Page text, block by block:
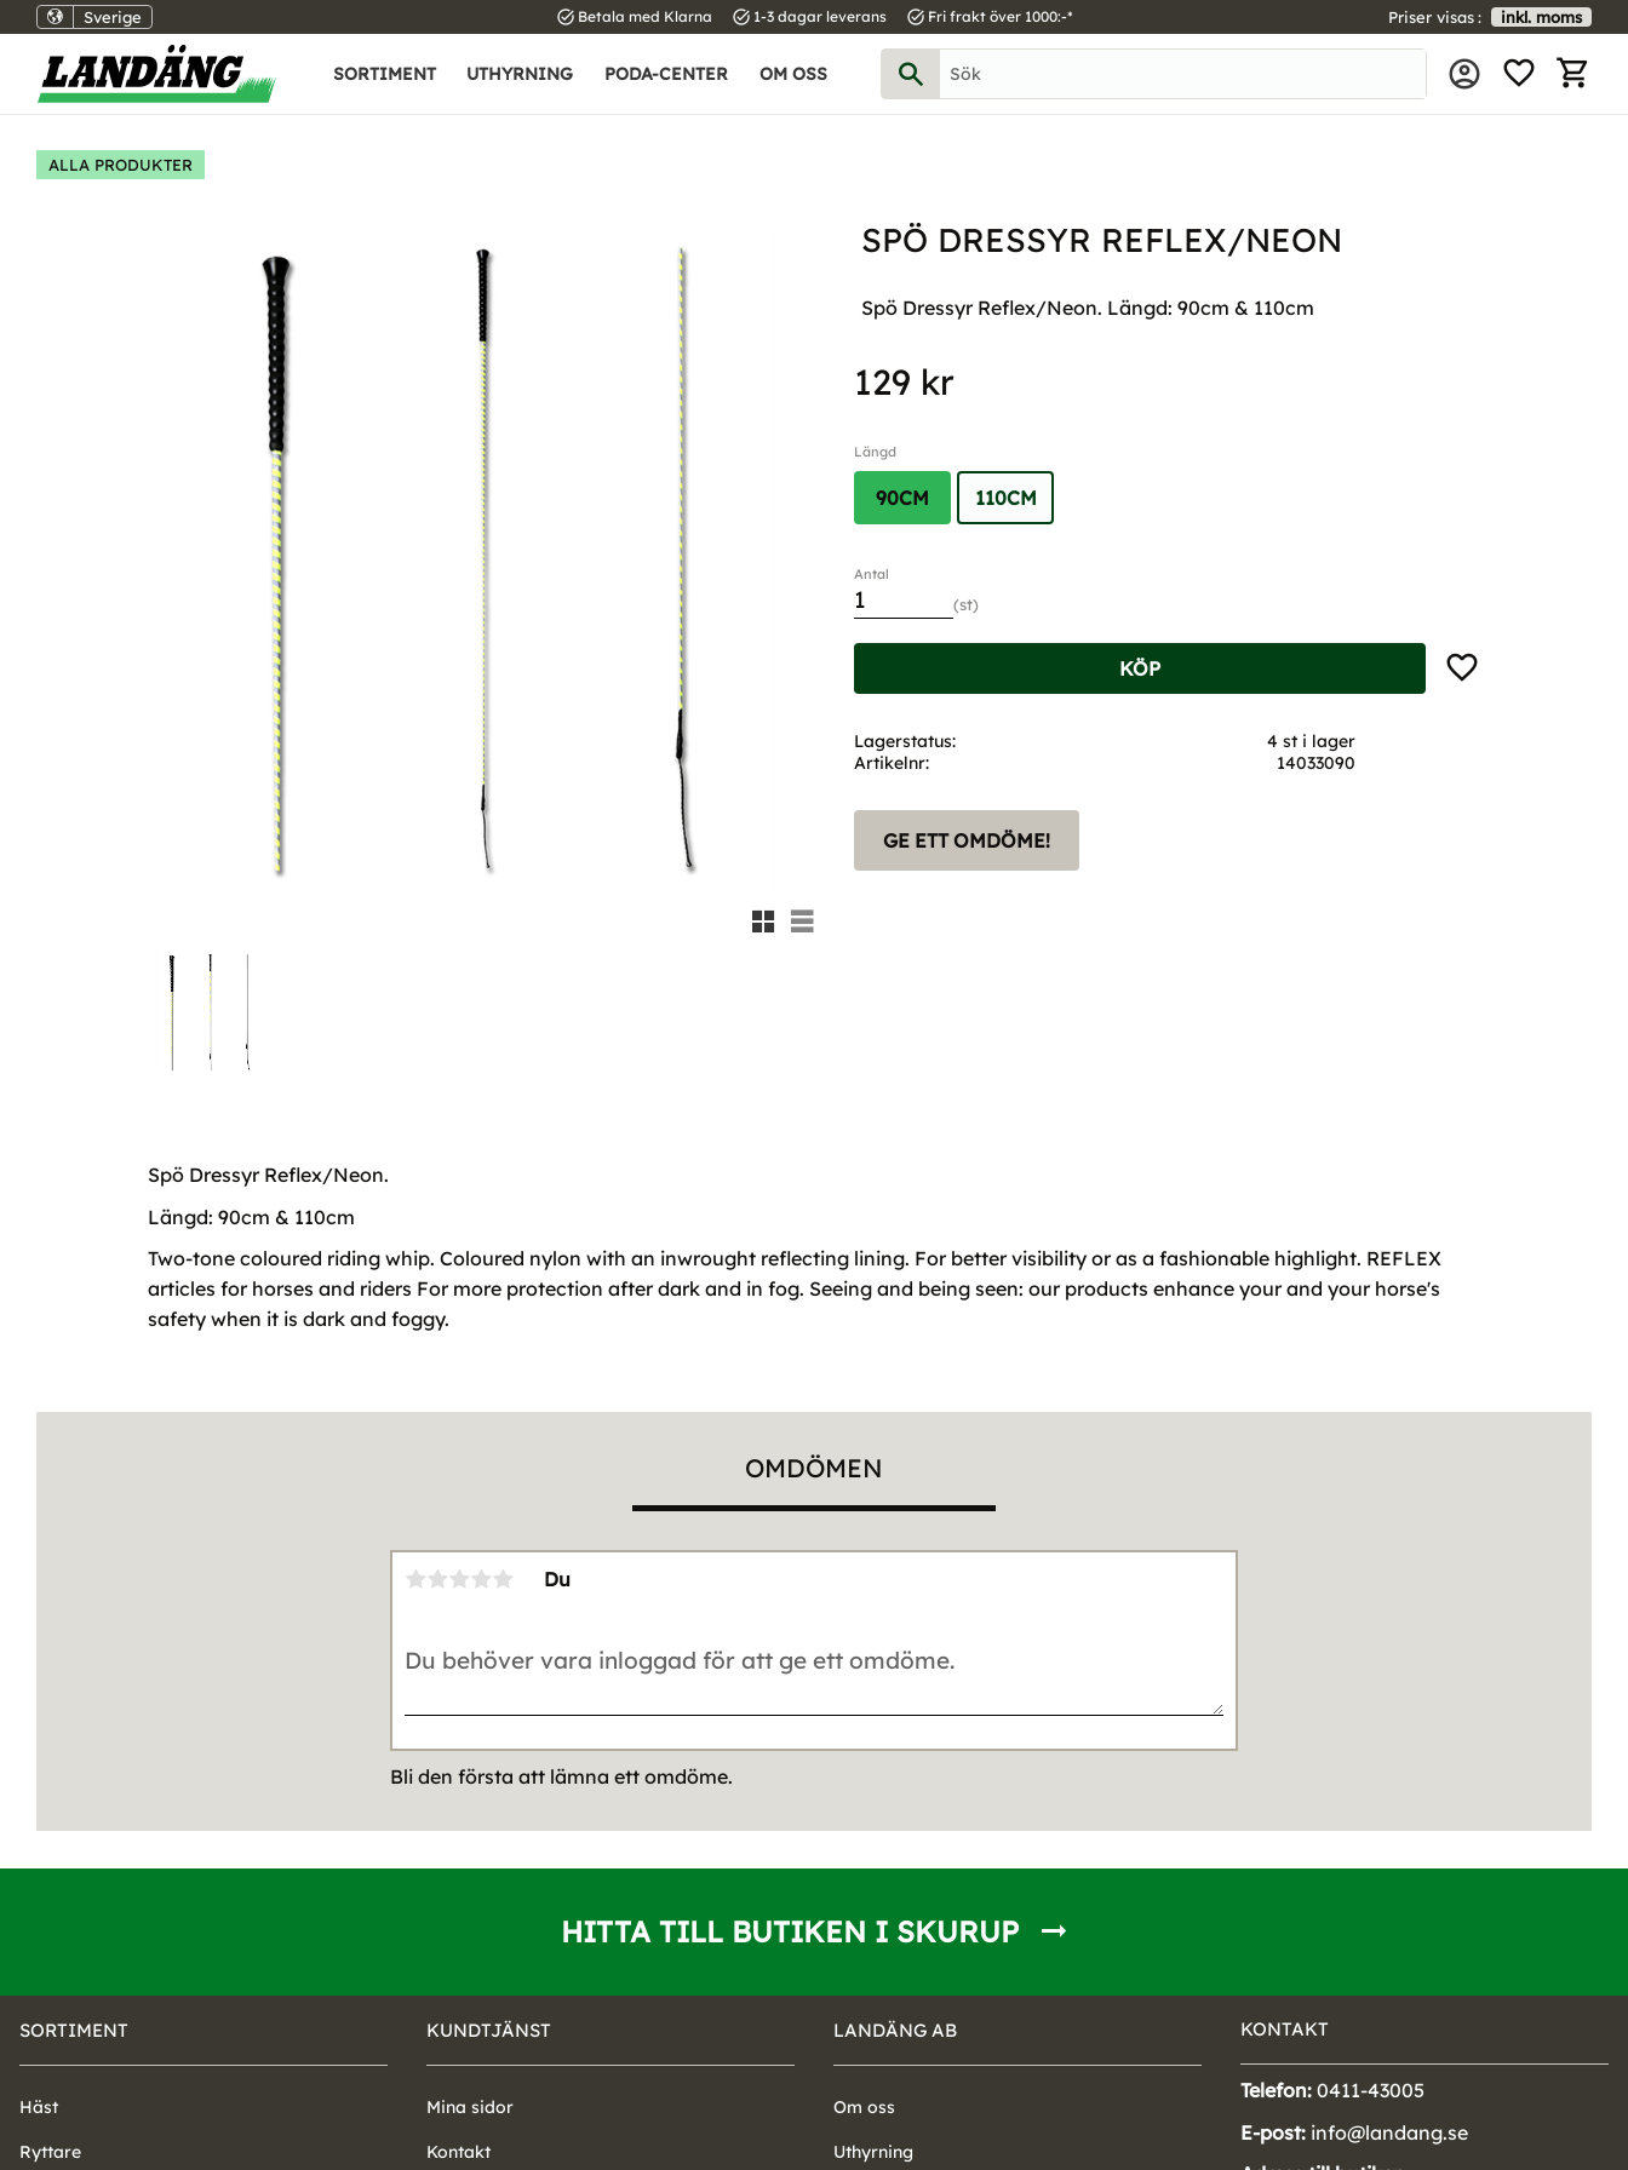
Sverige task_alt Betala med Klarna task_alt 1-3 dagar leverans task_alt Fri frakt över 1000:-* Priser visas inkl. moms
SORTIMENT UTHYRNING PODA-CENTER OM OSS
ALLA PRODUKTER
SPÖ DRESSYR REFLEX/NEON
Spö Dressyr Reflex/Neon. Längd: 90cm & 110cm
Rutnätsvy
Listvy
129 kr
Längd
90CM 110CM
Antal
st
KÖP Lägg till i favoriter
Lagerstatus
4 st i lager
Artikelnr
14033090
GE ETT OMDÖME!
Spö Dressyr Reflex/Neon.
Längd: 90cm & 110cm
Two-tone coloured riding whip. Coloured nylon with an inwrought reflecting lining. For better visibility or as a fashionable highlight. REFLEX
articles for horses and riders For more protection after dark and in fog. Seeing and being seen: our products enhance your and your horse's
safety when it is dark and foggy.
OMDÖMEN
Du
Bli den första att lämna ett omdöme.
HITTA TILL BUTIKEN I SKURUP
SORTIMENT
Häst
Ryttare
KUNDTJÄNST
Mina sidor
Kontakt
LANDÄNG AB
Om oss
Uthyrning
KONTAKT
Telefon: 0411-43005
E-post: info@landang.se